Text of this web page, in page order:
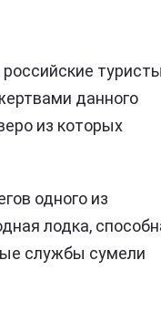
туристы
данного
из которых
одного из
лодка,
службы сумели